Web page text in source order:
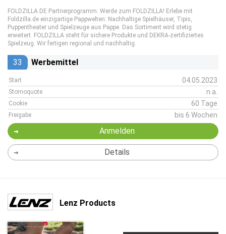
FOLDZILLA.DE Partnerprogramm. Werde zum FOLDZILLA! Erlebe mit
Foldzilla.de einzigartige Pappwelten: Nachhaltige Spielhäuser, Tipis,
Puppentheater und Spielzeuge aus Pappe. Das Sortiment wird stetig
erweitert. FOLDZILLA steht für sichere Produkte und DEKRA-zertifiziertes
Spielzeug. Wir fertigen regional und nachhaltig.
33 Werbemittel
Start 04.05.2023
Stornoquote n.a.
Cookie 60 Tage
Freigabe bis 6 Wochen
Anmelden
Details
Lenz Products